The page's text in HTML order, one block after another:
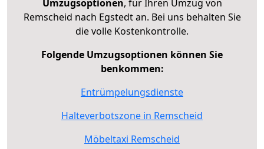
Umzugsoptionen, für Ihren Umzug von
Remscheid nach Egstedt an. Bei uns behalten Sie
die volle Kostenkontrolle.
Folgende Umzugsoptionen können Sie
benkommen:
Entrümpelungsdienste
Halteverbotszone in Remscheid
Möbeltaxi Remscheid